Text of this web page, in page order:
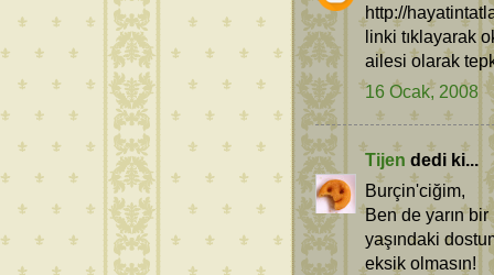
http://
linki tıklayarak
ailesi olarak
16 Ocak, 2008
Tijen dedi ki...
Burçin'ciğim,
Ben de yarın
yaşındaki
eksik olmasın!